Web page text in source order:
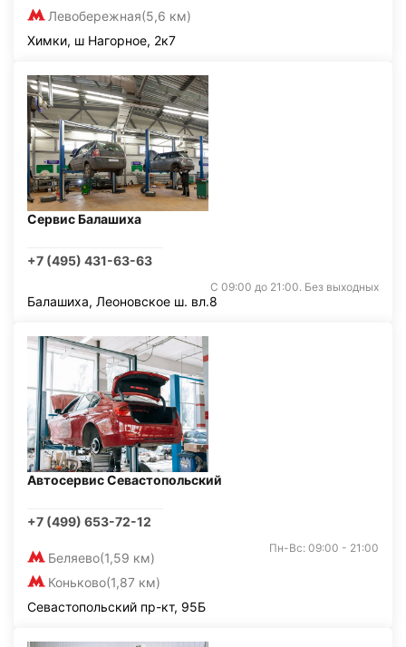
Левобережная(5,6 км)
Химки, ш Нагорное, 2к7
Сервис Балашиха
+7 (495) 431-63-63
С 09:00 до 21:00. Без выходных
Балашиха, Леоновское ш. вл.8
Автосервис Севастопольский
+7 (499) 653-72-12
Беляево(1,59 км)
Коньково(1,87 км)
Пн-Вс: 09:00 - 21:00
Севастопольский пр-кт, 95Б